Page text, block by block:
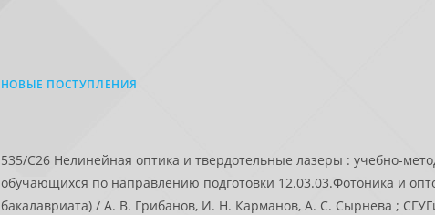
НОВЫЕ ПОСТУПЛЕНИЯ
535/С26 Нелинейная оптика и твердотельные лазеры : учебно-
обучающихся по направлению подготовки 12.03.03.Фотоника и
бакалавриата) / А. В. Грибанов, И. Н. Карманов, А. С. Сырнева ;